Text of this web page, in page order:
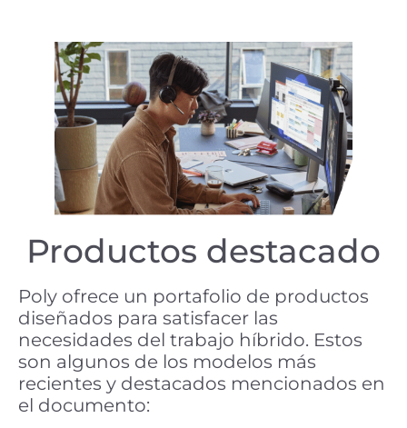
Productos destacado
Poly ofrece un portafolio de productos
diseñados para satisfacer las
necesidades del trabajo híbrido. Estos
son algunos de los modelos más
recientes y destacados mencionados en
el documento: